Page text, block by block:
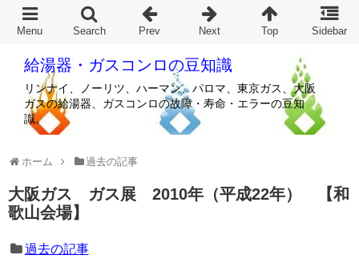
給湯器・ガスコンロの豆知識
リンナイ、ノーリツ、ハーマン、パロマ、東京ガス、大阪
ガスの給湯器、ガスコンロの故障・寿命・エラーの豆知
識。
ホーム 過去の記事
大阪ガス ガス展 2010年（平成22年） 【和
歌山会場】
過去の記事